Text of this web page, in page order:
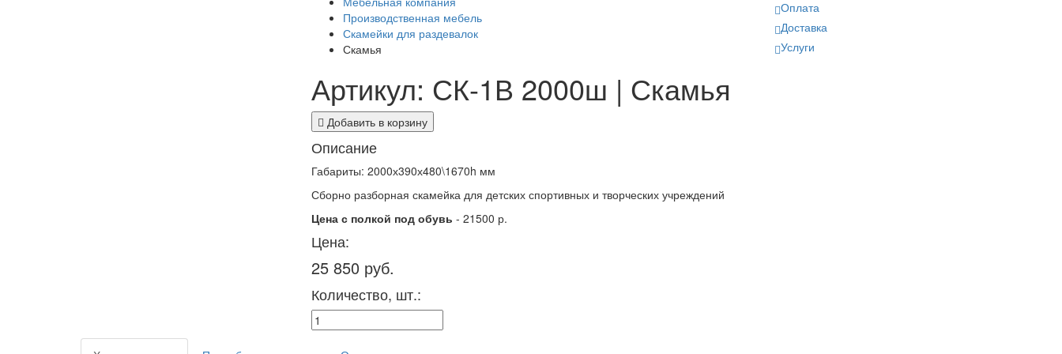
Производственная мебель
Скамейки для раздевалок
Скамья
Артикул: СК-1В 2000ш | Скамья
Добавить в корзину
Описание
Габариты: 2000х390х480\1670h мм
Сборно разборная скамейка для детских спортивных и творческих учреждений
Цена с полкой под обувь - 21500 р.
Цена:
25 850 руб.
Количество, шт.:
Оплата
Доставка
Услуги